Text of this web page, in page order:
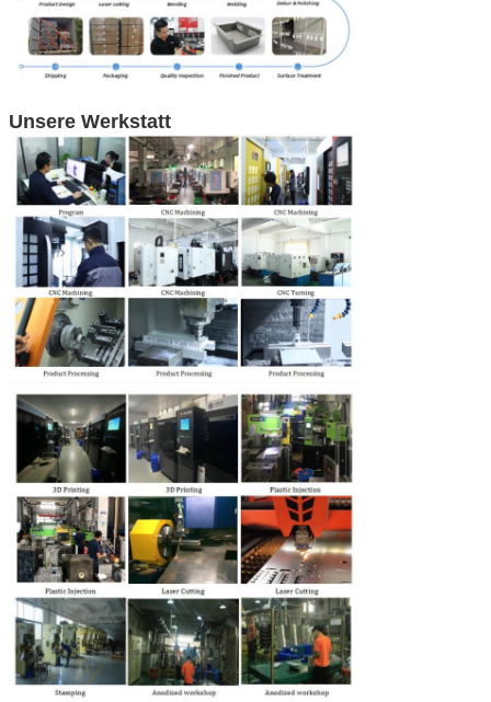
Unsere Werkstatt